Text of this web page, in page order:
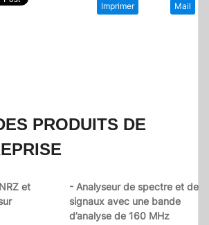
Imprimer Mail
PRODUITS DE
et
- Analyseur de spectre et de
signaux avec une bande
d’analyse de 160 MHz